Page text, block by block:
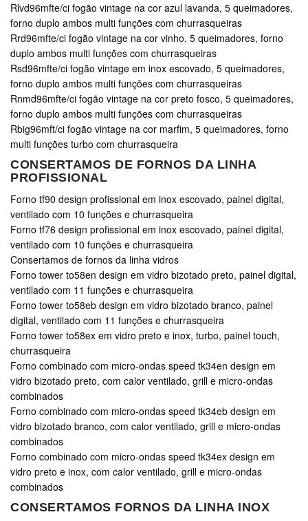
Rlvd96mfte/ci fogão vintage na cor azul lavanda, 5 queimadores,
forno duplo ambos multi funções com churrasqueiras
Rrd96mfte/ci fogão vintage na cor vinho, 5 queimadores, forno
duplo ambos multi funções com churrasqueiras
Rsd96mfte/ci fogão vintage em inox escovado, 5 queimadores,
forno duplo ambos multi funções com churrasqueiras
Rnmd96mfte/ci fogão vintage na cor preto fosco, 5 queimadores,
forno duplo ambos multi funções com churrasqueiras
Rbig96mft/ci fogão vintage na cor marfim, 5 queimadores, forno
multi funções turbo com churrasqueira
CONSERTAMOS DE FORNOS DA LINHA
PROFISSIONAL
Forno tf90 design profissional em inox escovado, painel digital,
ventilado com 10 funções e churrasqueira
Forno tf76 design profissional em inox escovado, painel digital,
ventilado com 10 funções e churrasqueira
Consertamos de fornos da linha vidros
Forno tower to58en design em vidro bizotado preto, painel digital,
ventilado com 11 funções e churrasqueira
Forno tower to58eb design em vidro bizotado branco, painel
digital, ventilado com 11 funções e churrasqueira
Forno tower to58ex em vidro preto e inox, turbo, painel touch,
churrasqueira
Forno combinado com micro-ondas speed tk34en design em
vidro bizotado preto, com calor ventilado, grill e micro-ondas
combinados
Forno combinado com micro-ondas speed tk34eb design em
vidro bizotado branco, com calor ventilado, grill e micro-ondas
combinados
Forno combinado com micro-ondas speed tk34ex design em
vidro preto e inox, com calor ventilado, grill e micro-ondas
combinados
CONSERTAMOS FORNOS DA LINHA INOX